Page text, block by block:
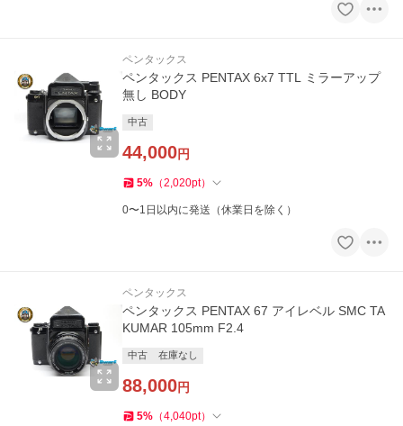
ペンタックス
ペンタックス PENTAX 6x7 TTL ミラーアップ
無し BODY
中古
44,000円
5% （2,020pt）
0〜1日以内に発送（休業日を除く）
ペンタックス
ペンタックス PENTAX 67 アイレベル SMC TA
KUMAR 105mm F2.4
中古 在庫なし
88,000円
5% （4,040pt）